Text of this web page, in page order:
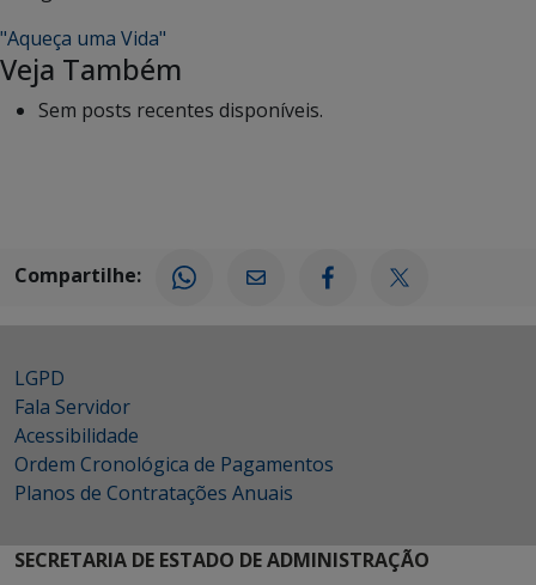
"Aqueça uma Vida"
Veja Também
Sem posts recentes disponíveis.
Compartilhe:
LGPD
Fala Servidor
Acessibilidade
Ordem Cronológica de Pagamentos
Planos de Contratações Anuais
SECRETARIA DE ESTADO DE ADMINISTRAÇÃO